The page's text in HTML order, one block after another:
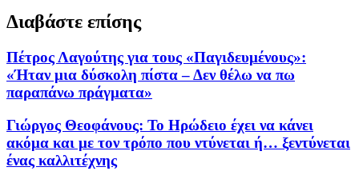
Διαβάστε επίσης
Πέτρος Λαγούτης για τους «Παγιδευμένους»:
«Ήταν μια δύσκολη πίστα – Δεν θέλω να πω
παραπάνω πράγματα»
Γιώργος Θεοφάνους: Το Ηρώδειο έχει να κάνει
ακόμα και με τον τρόπο που ντύνεται ή… ξεντύνεται
ένας καλλιτέχνης